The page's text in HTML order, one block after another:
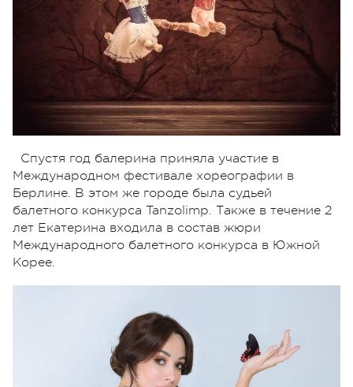
Спустя год балерина приняла участие в
Международном фестивале хореографии в
Берлине. В этом же городе была судьей
балетного конкурса Tanzolimp. Также в течение 2
лет Екатерина входила в состав жюри
Международного балетного конкурса в Южной
Корее.